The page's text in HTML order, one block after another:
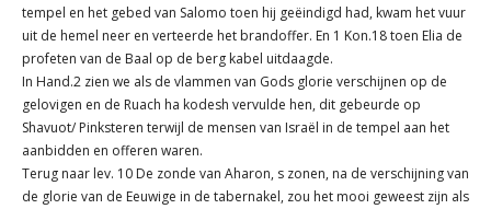
tempel en het gebed van Salomo toen hij geëindigd had, kwam het vuur
uit de hemel neer en verteerde het brandoffer. En 1 Kon.18 toen Elia de
profeten van de Baal op de berg kabel uitdaagde.
In Hand.2 zien we als de vlammen van Gods glorie verschijnen op de
gelovigen en de Ruach ha kodesh vervulde hen, dit gebeurde op
Shavuot/ Pinksteren terwijl de mensen van Israël in de tempel aan het
aanbidden en offeren waren.
Terug naar lev. 10 De zonde van Aharon, s zonen, na de verschijning van
de glorie van de Eeuwige in de tabernakel, zou het mooi geweest zijn als